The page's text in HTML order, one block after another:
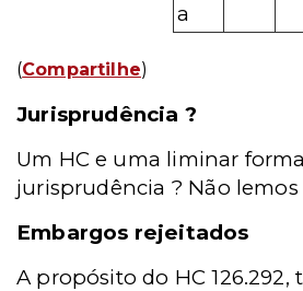
a
(Compartilhe)
Jurisprudência ?
Um HC e uma liminar
jurisprudência ? Não lemos
Embargos rejeitados
A propósito do HC